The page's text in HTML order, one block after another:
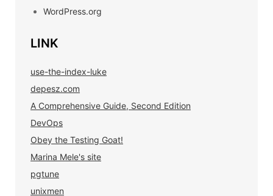
WordPress.org
LINK
use-the-index-luke
depesz.com
A Comprehensive Guide, Second Edition
DevOps
Obey the Testing Goat!
Marina Mele's site
pgtune
unixmen